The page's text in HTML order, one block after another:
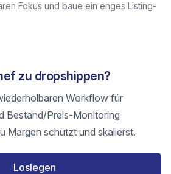
Fokus und baue ein enges Listing-
zu dropshippen?
Workflow für
Bestand/Preis-Monitoring
Margen schützt und skalierst.
Loslegen